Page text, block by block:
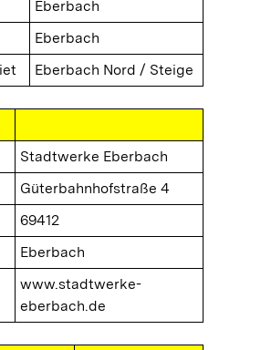
Eberbach
Eberbach
Eberbach Nord / Steige
Stadtwerke Eberbach
Güterbahnhofstraße 4
69412
Eberbach
www.stadtwerke-
eberbach.de